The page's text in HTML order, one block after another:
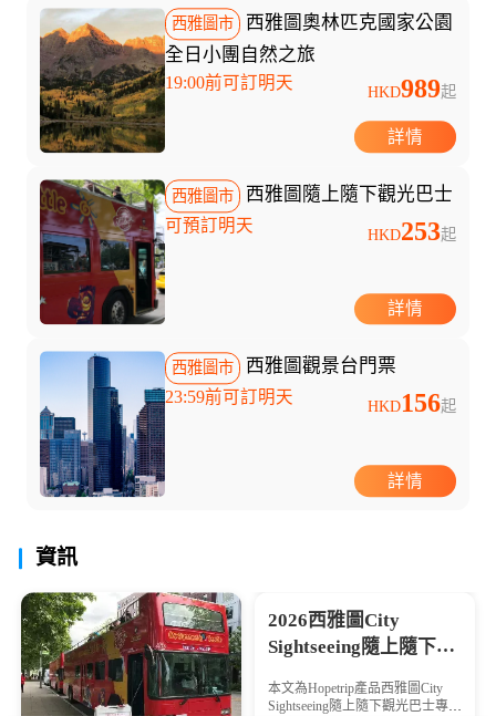
西雅圖市
西雅圖奧林匹克國家公園
全日小團自然之旅
19:00前可訂明天 HKD989起
詳情
西雅圖市 西雅圖隨上隨下觀光巴士
可預訂明天 HKD253起
詳情
西雅圖市 西雅圖觀景台門票
23:59前可訂明天 HKD156起
詳情
資訊
堂、華盛頓紀念碑等核...
2026西雅圖City
Sightseeing隨上隨下觀
刻表
本文為Hopetrip產品西雅圖City
Sightseeing隨上隨下觀光巴士專用